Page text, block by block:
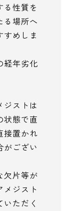
る性質を
る場所へ
すめしま
経年劣化
ジストは
状態で直
接置かれ
がござい
欠片等が
メジスト
ただく